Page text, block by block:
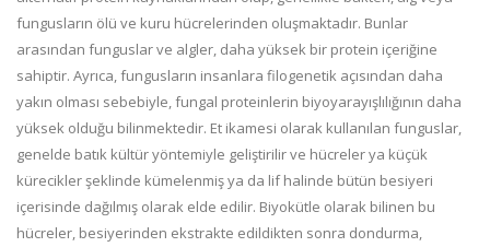
fungusların ölü ve kuru hücrelerinden oluşmaktadır. Bunlar
arasından funguslar ve algler, daha yüksek bir protein içeriğine
sahiptir. Ayrıca, fungusların insanlara filogenetik açısından daha
yakın olması sebebiyle, fungal proteinlerin biyoyarayışlılığının daha
yüksek olduğu bilinmektedir. Et ikamesi olarak kullanılan funguslar,
genelde batık kültür yöntemiyle geliştirilir ve hücreler ya küçük
kürecikler şeklinde kümelenmiş ya da lif halinde bütün besiyeri
içerisinde dağılmış olarak elde edilir. Biyokütle olarak bilinen bu
hücreler, besiyerinden ekstrakte edildikten sonra dondurma,